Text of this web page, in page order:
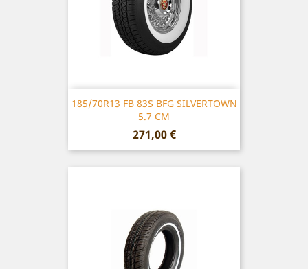
185/70R13 FB 83S BFG SILVERTOWN
5.7 CM
Prix
271,00 €